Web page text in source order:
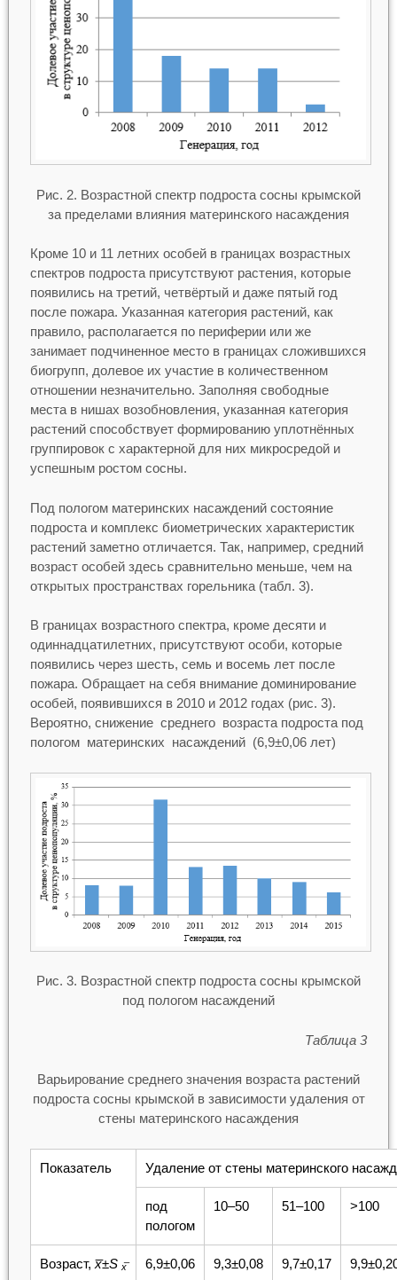
Рис. 2. Возрастной спектр подроста сосны крымской
за пределами влияния материнского насаждения
Кроме 10 и 11 летних особей в границах возрастных
спектров подроста присутствуют растения, которые
появились на третий, четвёртый и даже пятый год
после пожара. Указанная категория растений, как
правило, располагается по периферии или же
занимает подчиненное место в границах сложившихся
биогрупп, долевое их участие в количественном
отношении незначительно. Заполняя свободные
места в нишах возобновления, указанная категория
растений способствует формированию уплотнённых
группировок с характерной для них микросредой и
успешным ростом сосны.
Под пологом материнских насаждений состояние
подроста и комплекс биометрических характеристик
растений заметно отличается. Так, например, средний
возраст особей здесь сравнительно меньше, чем на
открытых пространствах горельника (табл. 3).
В границах возрастного спектра, кроме десяти и
одиннадцатилетних, присутствуют особи, которые
появились через шесть, семь и восемь лет после
пожара. Обращает на себя внимание доминирование
особей, появившихся в 2010 и 2012 годах (рис. 3).
Вероятно, снижение среднего возраста подроста под
пологом материнских насаждений (6,9±0,06 лет)
Рис. 3. Возрастной спектр подроста сосны крымской
под пологом насаждений
Таблица 3
Варьирование среднего значения возраста растений
подроста сосны крымской в зависимости удаления от
стены материнского насаждения
Показатель Удаление от стены материнского
под
пологом
10–50 51–100 >100
Возраст, x̅±S x 6,9±0,06 9,3±0,08 9,7±0,17